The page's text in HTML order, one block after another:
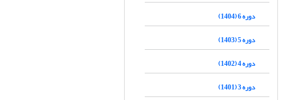
دوره 6 (1404)
دوره 5 (1403)
دوره 4 (1402)
دوره 3 (1401)